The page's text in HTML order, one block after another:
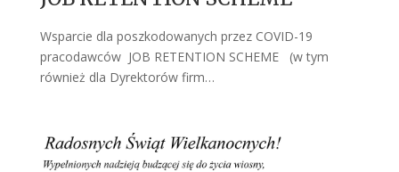
Wsparcie dla poszkodowanych przez COVID-19
pracodawców JOB RETENTION SCHEME (w tym
również dla Dyrektorów firm…